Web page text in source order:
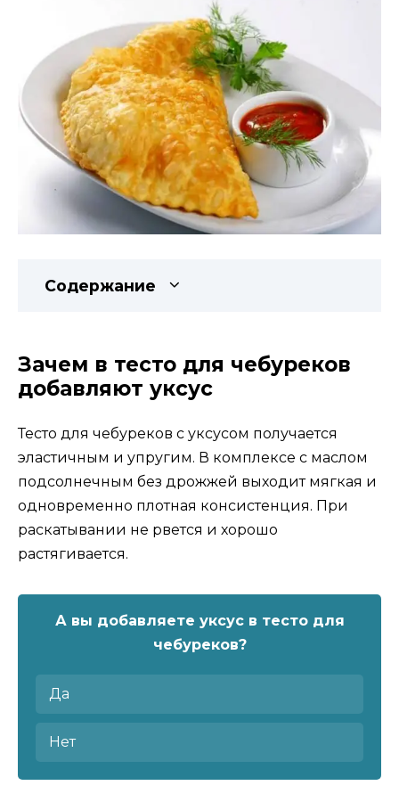
Содержание
Зачем в тесто для чебуреков
добавляют уксус
Тесто для чебуреков с уксусом получается
эластичным и упругим. В комплексе с маслом
подсолнечным без дрожжей выходит мягкая и
одновременно плотная консистенция. При
раскатывании не рвется и хорошо
растягивается.
А вы добавляете уксус в тесто для
чебуреков?
Да
Нет